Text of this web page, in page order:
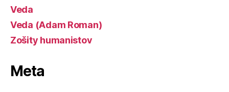
Veda
Veda (Adam Roman)
Zošity humanistov
Meta